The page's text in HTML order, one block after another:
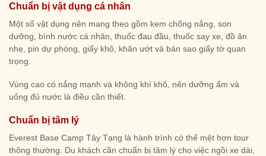
Chuẩn bị vật dụng cá nhân
Một số vật dụng nên mang theo gồm kem chống nắng, son
dưỡng, bình nước cá nhân, thuốc đau đầu, thuốc say xe, đồ ăn
nhẹ, pin dự phòng, giấy khô, khăn ướt và bản sao giấy tờ quan
trọng.
Vùng cao có nắng mạnh và không khí khô, nên dưỡng ẩm và
uống đủ nước là điều cần thiết.
Chuẩn bị tâm lý
Everest Base Camp Tây Tạng là hành trình có thể mệt hơn tour
thông thường. Du khách cần chuẩn bị tâm lý cho việc ngồi xe dài,